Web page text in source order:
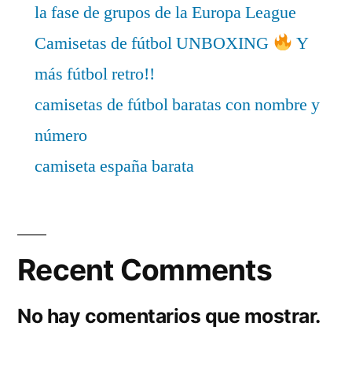
la fase de grupos de la Europa League
Camisetas de fútbol UNBOXING
Y
más fútbol retro!!
camisetas de fútbol baratas con nombre y
número
camiseta españa barata
Recent Comments
No hay comentarios que mostrar.